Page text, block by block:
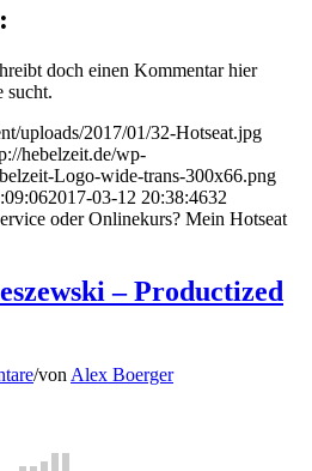
doch einen Kommentar hier
sucht.
uploads/2017/01/32-Hotseat.jpg
hebelzeit.de/wp-
Logo-wide-trans-300x66.png
2017-03-12 20:38:4632
oder Onlinekurs? Mein Hotseat
– Productized
/von Alex Boerger